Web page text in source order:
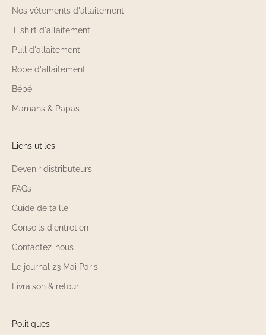
Nos vêtements d'allaitement
T-shirt d'allaitement
Pull d'allaitement
Robe d'allaitement
Bébé
Mamans & Papas
Liens utiles
Devenir distributeurs
FAQs
Guide de taille
Conseils d'entretien
Contactez-nous
Le journal 23 Mai Paris
Livraison & retour
Politiques